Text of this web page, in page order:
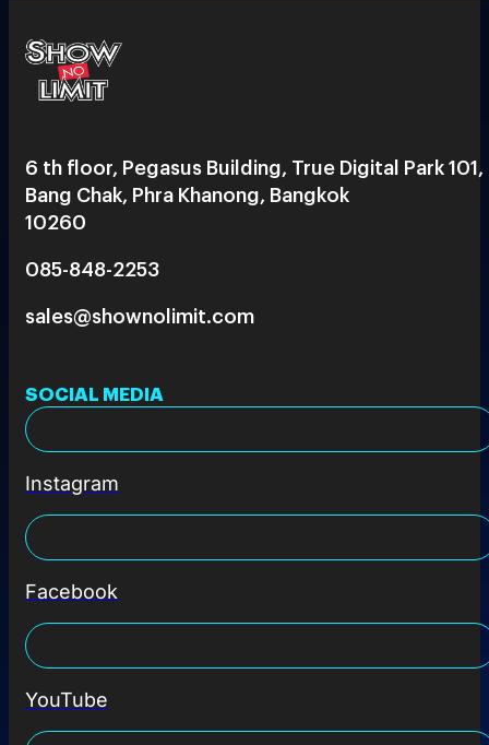
6 th floor, Pegasus Building, True Digital Park 101,
Bang Chak, Phra Khanong, Bangkok
10260
085-848-2253
sales@shownolimit.com
SOCIAL MEDIA
Instagram
Facebook
YouTube